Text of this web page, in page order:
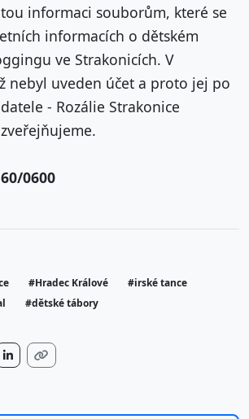
informaci souborům, které se
informacích o dětském
ve Strakonicích. V
nebyl uveden účet a proto jej po
- Rozálie Strakonice
0600
#Hradec Králové
#irské tance
#dětské tábory